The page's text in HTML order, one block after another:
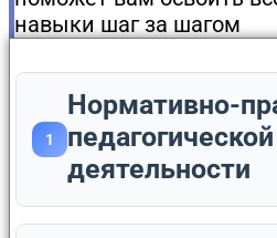
навыки шаг за шагом
1
Нормативно-
педагогической
деятельности